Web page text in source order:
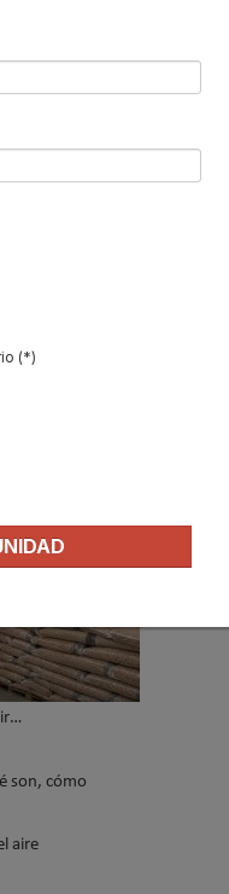
de privacidad
robot
son, cómo
aire
(*)